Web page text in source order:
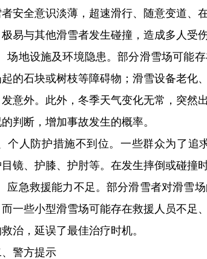
安全意识淡薄，超速滑行、随意变道、
易与其他滑雪者发生碰撞，造成多人受伤
场地设施及环境隐患。部分滑雪场可能
的石块或树枝等障碍物；滑雪设备老化
意外。此外，冬季天气变化无常，突然
判断，增加事故发生的概率。
个人防护措施不到位。一些群众为了追
镜、护膝、护肘等。在发生摔倒或碰撞
应急救援能力不足。部分滑雪者对滑雪
一些小型滑雪场可能存在救援人员不足
治，延误了最佳治疗时机。
警方提示